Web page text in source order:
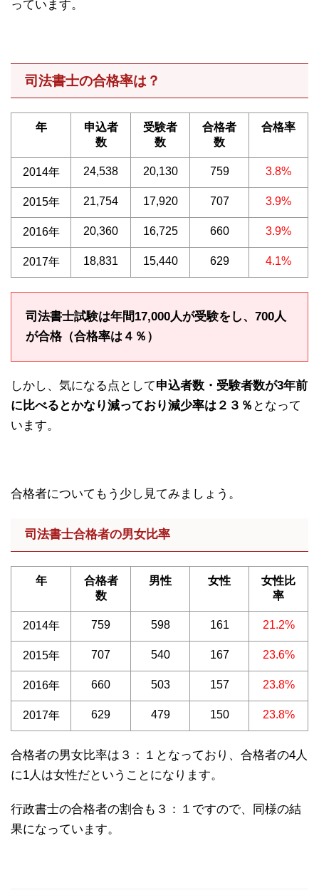
っています。
司法書士の合格率は？
年
申込者
数
受験者
数
合格者
数
合格率
2014年 24,538 20,130 759 3.8%
2015年 21,754 17,920 707 3.9%
2016年 20,360 16,725 660 3.9%
2017年 18,831 15,440 629 4.1%
司法書士試験は年間17,000人が受験をし、700人
が合格（合格率は４％）
しかし、気になる点として申込者数・受験者数が3年前
に比べるとかなり減っており減少率は２３％ となって
います。
合格者についてもう少し見てみましょう。
司法書士合格者の男女比率
年
合格者
数
男性 女性
女性比
率
2014年 759 598 161 21.2%
2015年 707 540 167 23.6%
2016年 660 503 157 23.8%
2017年 629 479 150 23.8%
合格者の男女比率は３：１となっており、合格者の4人
に1人は女性だということになります。
行政書士の合格者の割合も３：１ですので、同様の結
果になっています。